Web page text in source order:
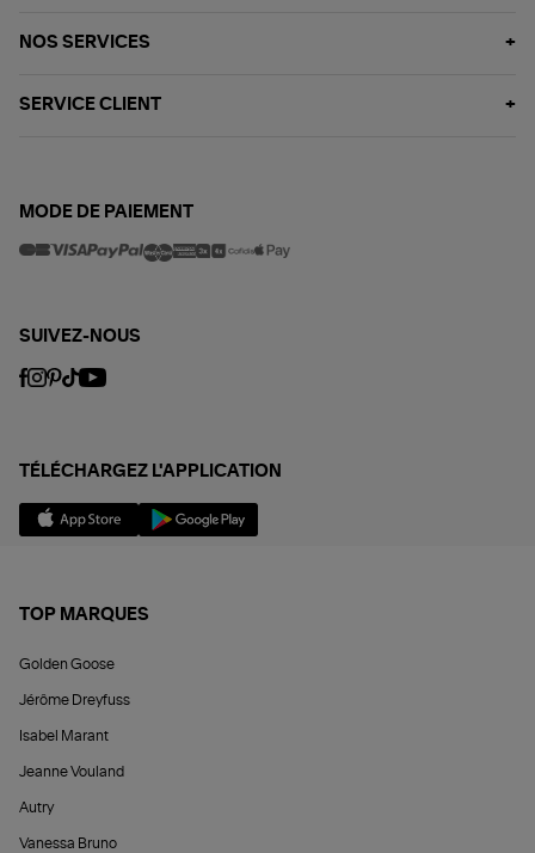
NOS SERVICES
SERVICE CLIENT
MODE DE PAIEMENT
SUIVEZ-NOUS
TÉLÉCHARGEZ L'APPLICATION
TOP MARQUES
Golden Goose
Jérôme Dreyfuss
Isabel Marant
Jeanne Vouland
Autry
Vanessa Bruno